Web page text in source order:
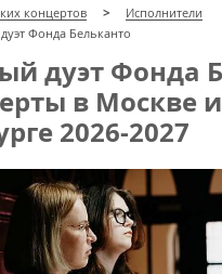
22-78
концертов
Исполнители
Фонда Бельканто
дуэт Фонда
в Москве
2026-2027